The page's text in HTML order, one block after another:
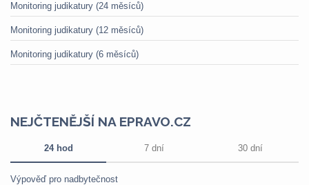
Monitoring judikatury (24 měsíců)
Monitoring judikatury (12 měsíců)
Monitoring judikatury (6 měsíců)
NEJČTENĚJŠÍ NA EPRAVO.CZ
24 hod 7 dní 30 dní
Výpověď pro nadbytečnost